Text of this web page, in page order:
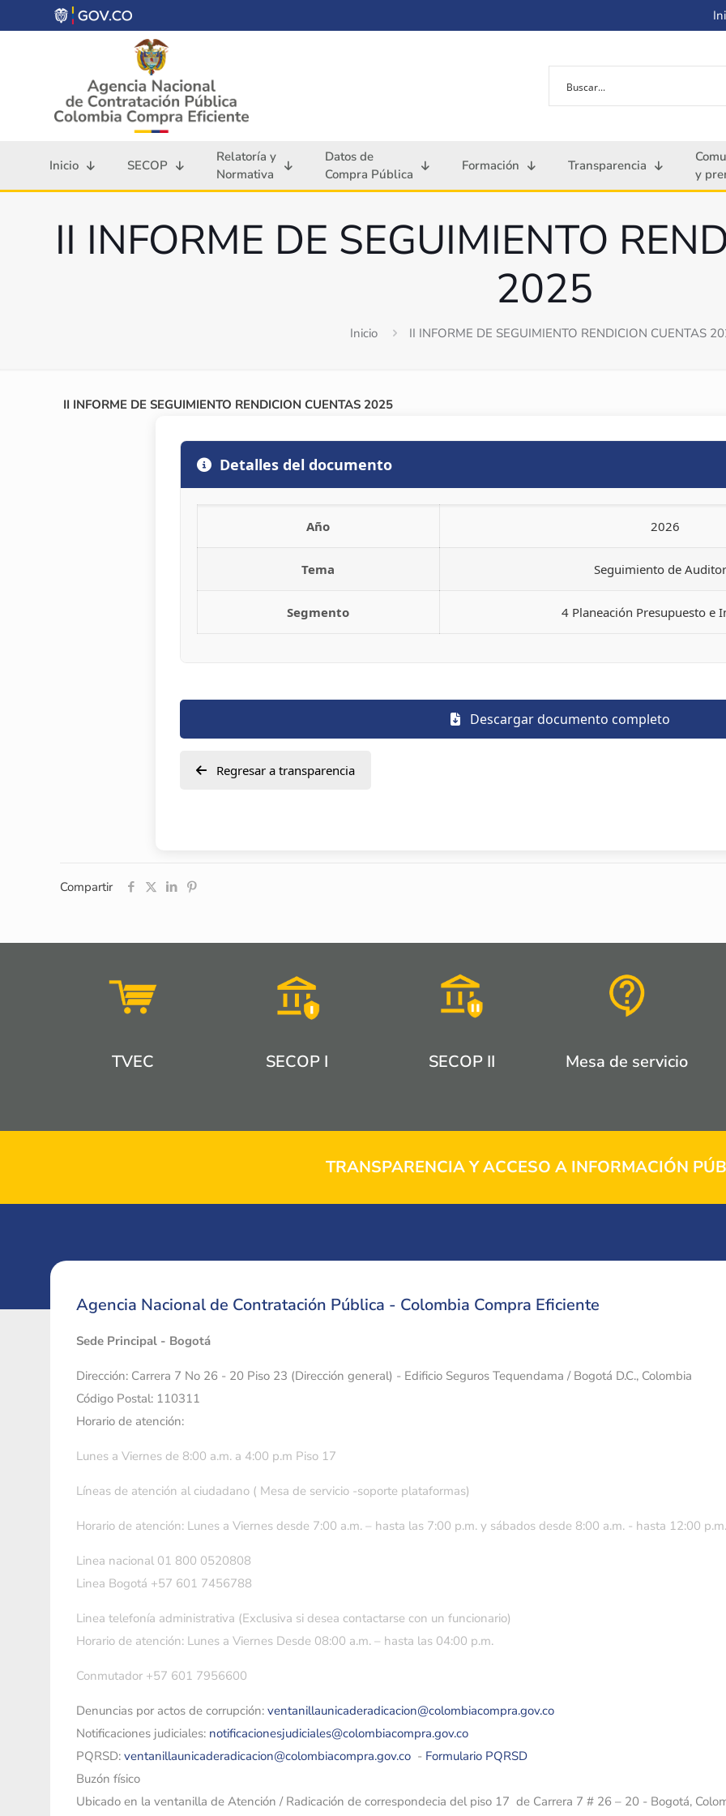
Inicio SECOP
Relatoría y
Normativa
Datos de
Compra Pública
Formación Transparencia
y
II INFORME DE SEGUIMIENTO
2025
Inicio II INFORME DE SEGUIMIENTO RENDICION CUENTAS
II INFORME DE SEGUIMIENTO RENDICION CUENTAS 2025
Detalles del documento
Año 2026
Tema Seguimiento de
Segmento 4 Planeación Presupuesto e
Descargar documento completo
Regresar a transparencia
Compartir
TVEC SECOP I SECOP II Mesa de servicio
TRANSPARENCIA Y ACCESO A INFORMACIÓN
Agencia Nacional de Contratación Pública - Colombia Compra Eficiente
Sede Principal - Bogotá
Dirección: Carrera 7 No 26 - 20 Piso 23 (Dirección general) - Edificio Seguros Tequendama / Bogotá D.C., Colombia
Código Postal: 110311
Horario de atención:
Lunes a Viernes de 8:00 a.m. a 4:00 p.m Piso 17
Líneas de atención al ciudadano ( Mesa de servicio -soporte plataformas)
Horario de atención: Lunes a Viernes desde 7:00 a.m. – hasta las 7:00 p.m. y sábados desde 8:00 a.m. - hasta 12:00 p.m.
Linea nacional 01 800 0520808
Linea Bogotá +57 601 7456788
Linea telefonía administrativa (Exclusiva si desea contactarse con un funcionario)
Horario de atención: Lunes a Viernes Desde 08:00 a.m. – hasta las 04:00 p.m.
Conmutador +57 601 7956600
Denuncias por actos de corrupción: ventanillaunicaderadicacion@colombiacompra.gov.co
Notificaciones judiciales: notificacionesjudiciales@colombiacompra.gov.co
PQRSD: ventanillaunicaderadicacion@colombiacompra.gov.co - Formulario PQRSD
Buzón físico
Ubicado en la ventanilla de Atención / Radicación de correspondecia del piso 17 de Carrera 7 # 26 – 20 - Bogotá,